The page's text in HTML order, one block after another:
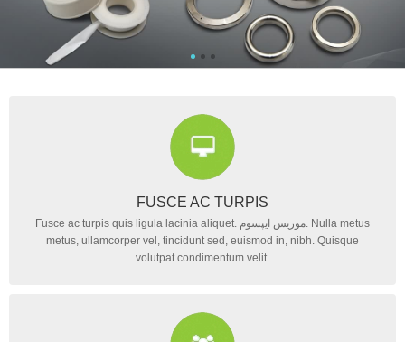
FUSCE AC TURPIS
Fusce ac turpis quis ligula lacinia aliquet. موریس ایپسوم. Nulla metus
metus, ullamcorper vel, tincidunt sed, euismod in, nibh. Quisque
volutpat condimentum velit.